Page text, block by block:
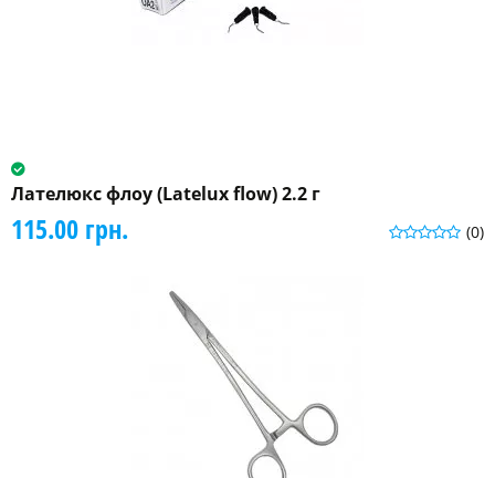
Лателюкс флоу (Latelux flow) 2.2 г
(0)
115.00 грн.